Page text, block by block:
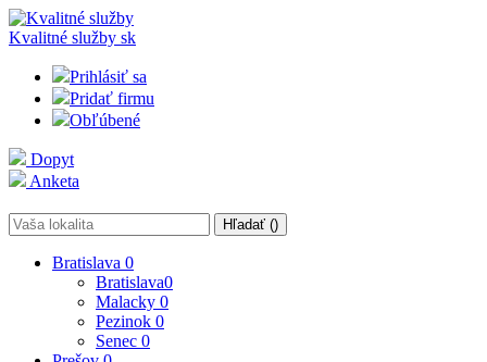
Kvalitné služby sk
Prihlásiť sa
Pridať firmu
Obľúbené
Dopyt
Anketa
Hľadať ()
Bratislava 0
Bratislava0
Malacky 0
Pezinok 0
Senec 0